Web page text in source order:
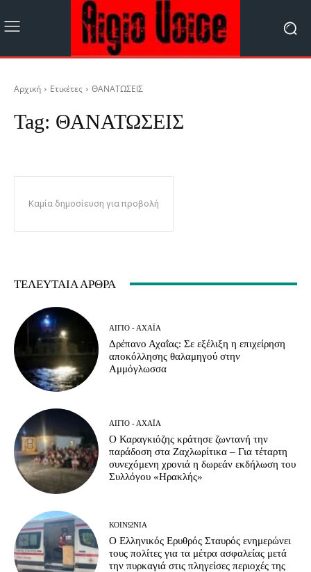
Αρχική Ετικέτες ΘΑΝΑΤΩΣΕΙΣ
Tag: ΘΑΝΑΤΩΣΕΙΣ
Καμία δημοσίευση για προβολή
ΤΕΛΕΥΤΑΊΑ ΆΡΘΡΑ
ΑΊΓΙΟ - ΑΧΑΪ́Α
Δρέπανο Αχαΐας: Σε εξέλιξη η επιχείρηση
αποκόλλησης θαλαμηγού στην
Αμμόγλωσσα
ΑΊΓΙΟ - ΑΧΑΪ́Α
Ο Καραγκιόζης κράτησε ζωντανή την
παράδοση στα Ζαχλωρίτικα – Για τέταρτη
συνεχόμενη χρονιά η δωρεάν εκδήλωση του
Συλλόγου «Ηρακλής»
ΚΟΙΝΩΝΊΑ
Ο Ελληνικός Ερυθρός Σταυρός ενημερώνει
τους πολίτες για τα μέτρα ασφαλείας μετά
την πυρκαγιά στις πληγείσες περιοχές της